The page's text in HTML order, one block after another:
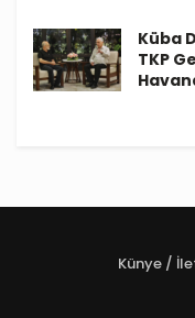
Küba
TKP
Künye /